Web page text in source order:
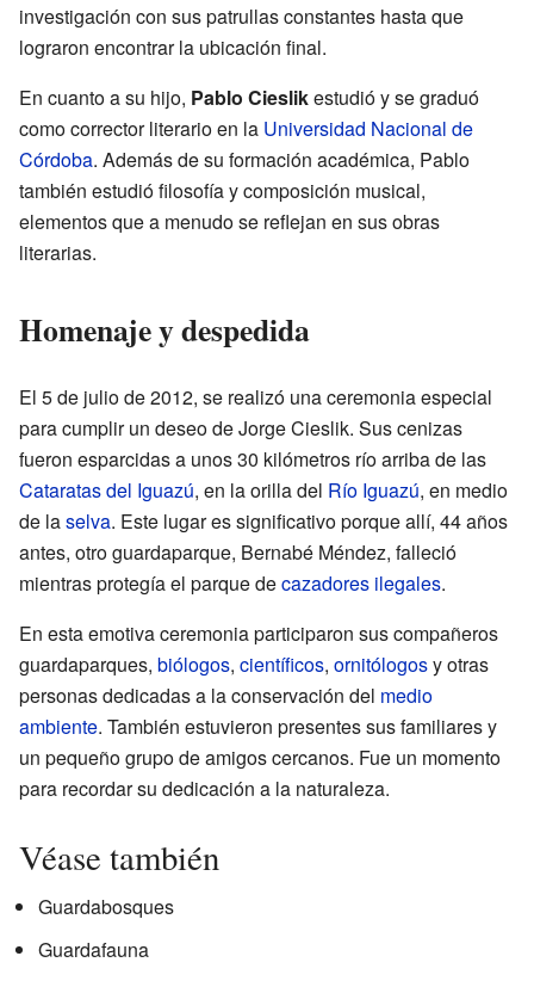
investigación con sus patrullas constantes hasta que
lograron encontrar la ubicación final.
En cuanto a su hijo, Pablo Cieslikestudió y se graduó
como corrector literario en la Universidad Nacional de
Córdoba. Además de su formación académica, Pablo
también estudió filosofía y composición musical,
elementos que a menudo se reflejan en sus obras
literarias.
Homenaje y despedida
El 5 de julio de 2012, se realizó una ceremonia especial
para cumplir un deseo de Jorge Cieslik. Sus cenizas
fueron esparcidas a unos 30 kilómetros río arriba de las
Cataratas del Iguazú, en la orilla del Río Iguazú, en medio
de laselva. Este lugar es significativo porque allí, 44 años
antes, otro guardaparque, Bernabé Méndez, falleció
mientras protegía el parque decazadores ilegales.
En esta emotiva ceremonia participaron sus compañeros
guardaparques, biólogos, científicos, ornitólogosy otras
personas dedicadas a la conservación del medio
ambiente. También estuvieron presentes sus familiares y
un pequeño grupo de amigos cercanos. Fue un momento
para recordar su dedicación a la naturaleza.
Véase también
Guardabosques
Guardafauna